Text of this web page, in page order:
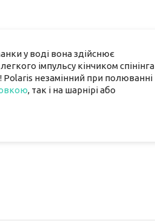
у воді вона здійснює
імпульсу кінчиком спінінга
Polaris незамінний при полюванні
, так і на шарнірі або